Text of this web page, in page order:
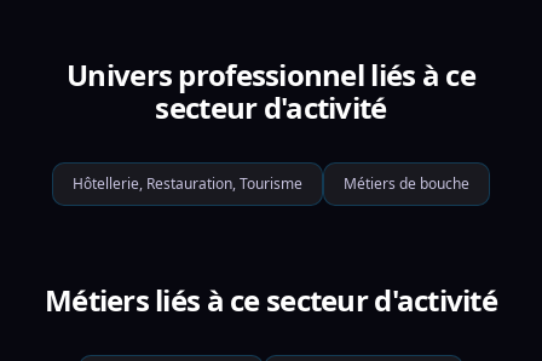
Univers professionnel liés à ce
secteur d'activité
Hôtellerie, Restauration, Tourisme Métiers de bouche
Métiers liés à ce secteur d'activité